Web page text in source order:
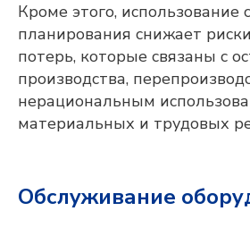
Кроме этого, использование
планирования снижает
потерь, которые связаны с
производства,
нерациональным
материальных и трудовых
Обслуживание
производственного планирования